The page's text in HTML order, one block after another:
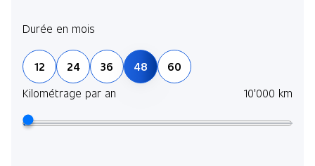
Durée en mois
12 24 36 48
60
Kilométrage par an
10'000 km